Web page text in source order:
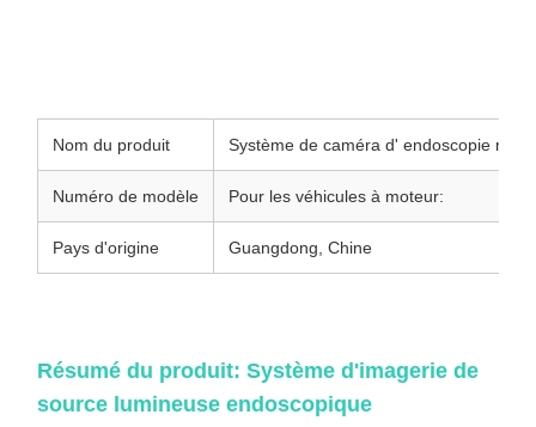
Nom du produit Système de caméra d' endoscopie
Numéro de modèle Pour les véhicules à moteur:
Pays d'origine Guangdong, Chine
Résumé du produit: Système d'imagerie de
source lumineuse endoscopique